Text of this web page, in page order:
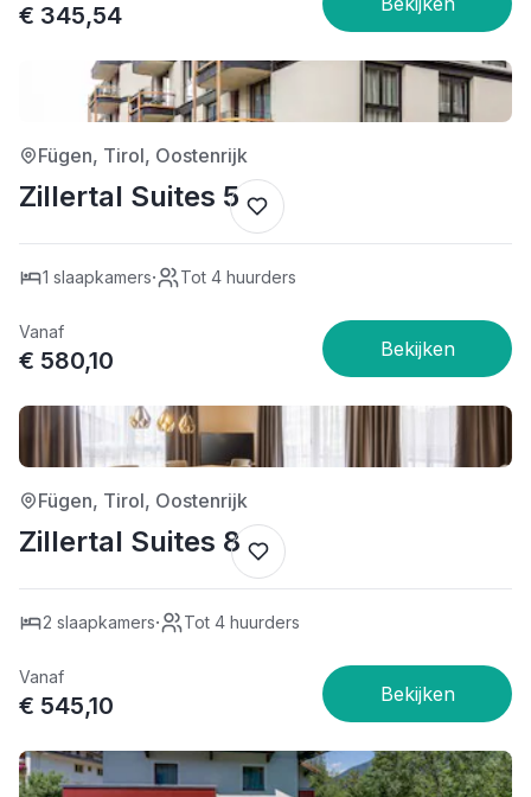
€ 345,54
Fügen, Tirol, Oostenrijk
Zillertal Suites 5
1 slaapkamers· Tot 4 huurders
Vanaf
€ 580,10
4/5
Fügen, Tirol, Oostenrijk
Zillertal Suites 8
2 slaapkamers· Tot 4 huurders
Vanaf
€ 545,10
3/5